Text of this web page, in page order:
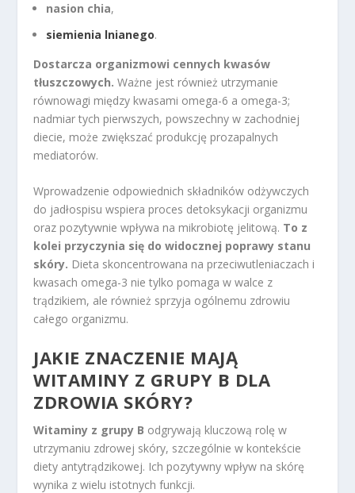
nasion chia,
siemienia lnianego.
Dostarcza organizmowi cennych kwasów
tłuszczowych. Ważne jest również utrzymanie
równowagi między kwasami omega-6 a omega-3;
nadmiar tych pierwszych, powszechny w zachodniej
diecie, może zwiększać produkcję prozapalnych
mediatorów.
Wprowadzenie odpowiednich składników odżywczych
do jadłospisu wspiera proces detoksykacji organizmu
oraz pozytywnie wpływa na mikrobiotę jelitową. To z
kolei przyczynia się do widocznej poprawy stanu
skóry. Dieta skoncentrowana na przeciwutleniaczach i
kwasach omega-3 nie tylko pomaga w walce z
trądzikiem, ale również sprzyja ogólnemu zdrowiu
całego organizmu.
JAKIE ZNACZENIE MAJĄ
WITAMINY Z GRUPY B DLA
ZDROWIA SKÓRY?
Witaminy z grupy B odgrywają kluczową rolę w
utrzymaniu zdrowej skóry, szczególnie w kontekście
diety antytrądzikowej. Ich pozytywny wpływ na skórę
wynika z wielu istotnych funkcji.